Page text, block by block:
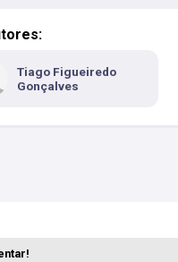
Tiago Figueiredo
Gonçalves